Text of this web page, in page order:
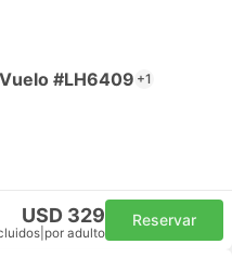
#LH6409 +1
USD 329
por adulto
Reservar